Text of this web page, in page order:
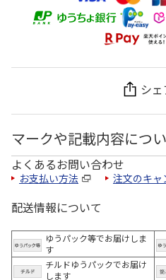
シ
マークや記載内容につ
よくあるお問い合わせ
お支払い方法 注文のキャ
配送情報について
ゆうパック等でお届けしま
す
チルドゆうパックでお届け
します